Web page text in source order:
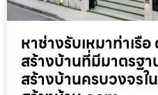
หาช่างรับเหมาท่าเรื
สร้างบ้านที่มีมาตรฐ
สร้างบ้านครบวงจรใ